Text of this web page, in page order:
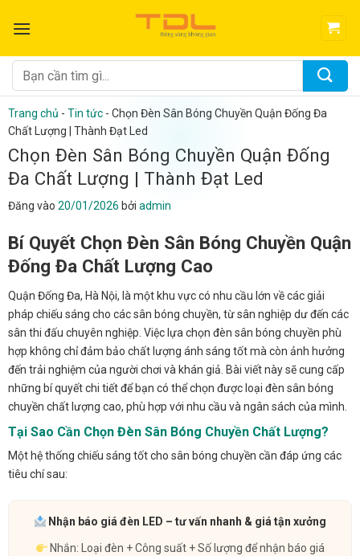
qua
dung
Tìm
kiếm:
Trang chủ - Tin tức - Chọn Đèn Sân Bóng Chuyền Quận Đống Đa
Chất Lượng | Thành Đạt Led
Chọn Đèn Sân Bóng Chuyền Quận Đống
Đa Chất Lượng | Thành Đạt Led
Đăng vào 20/01/2026 bởi admin
Bí Quyết Chọn Đèn Sân Bóng Chuyền Quận
Đống Đa Chất Lượng Cao
Quận Đống Đa, Hà Nội, là một khu vực có nhu cầu lớn về các giải
pháp chiếu sáng cho các sân bóng chuyền, từ sân nghiệp dư đến các
sân thi đấu chuyên nghiệp. Việc lựa chọn đèn sân bóng chuyền phù
hợp không chỉ đảm bảo chất lượng ánh sáng tốt mà còn ảnh hưởng
đến trải nghiệm của người chơi và khán giả. Bài viết này sẽ cung cấp
những bí quyết chi tiết để bạn có thể chọn được loại đèn sân bóng
chuyền chất lượng cao, phù hợp với nhu cầu và ngân sách của mình.
Tại Sao Cần Chọn Đèn Sân Bóng Chuyền Chất Lượng?
Một hệ thống chiếu sáng tốt cho sân bóng chuyền cần đáp ứng các
tiêu chí sau:
Nhận báo giá đèn LED – tư vấn nhanh & giá tận xưởng
Nhắn: Loại đèn + Công suất + Số lượng để nhận báo giá